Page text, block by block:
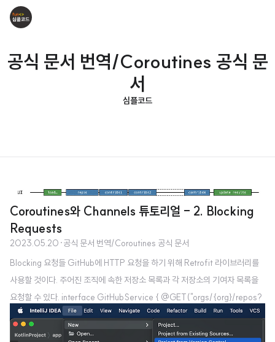
공식 문서 번역/Coroutines 공식 문
서
심플코드
Coroutines와 Channels 튜토리얼 - 2. Blocking
Requests
2023.05.20 ·공식 문서 번역/Coroutines 공식 문서
Blocking 요청들 GitHub에 HTTP 요청을 하기 위해 Retrofit 라이브러리를
사용할 것이다. 주어진 조직에 속한 저장소 목록과 각 저장소의 기여자 목록을
요청할 수 있다. interface GitHubService { @GET("orgs/{org}/repos?
per_page=100") fun getOrgReposCall( @Path("org") org: String ):
Call @GET("repos/{owner}/{repo}/contributors?per_page=100")